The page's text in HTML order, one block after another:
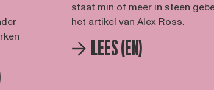
staat min of meer in steen
het artikel van Alex Ross.
LEES (EN)